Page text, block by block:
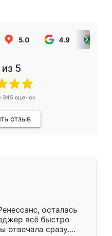
5.0 4.9
из 5
945оценок
отзыв
осталась
всё быстро
отвечала сразу.